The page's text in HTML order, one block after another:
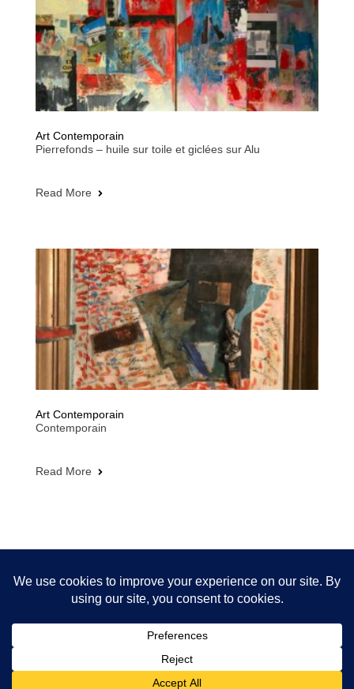
Art Contemporain
Pierrefonds – huile sur toile et giclées sur Alu
Read More
Art Contemporain
Contemporain
Read More